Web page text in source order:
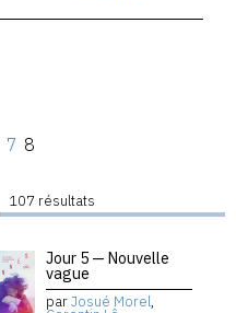
7 8
107 résultats
Jour 5 — Nouvelle
vague
parJosué Morel,